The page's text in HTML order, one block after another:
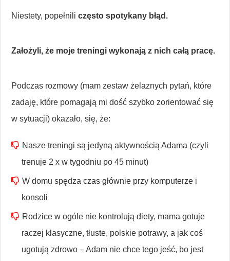
Niestety, popełniliczęsto spotykany błąd.
Założyli, że moje treningi wykonają z nich całą pracę.
Podczas rozmowy (mam zestaw żelaznych pytań, które
zadaję, które pomagają mi dość szybko zorientować się
w sytuacji) okazało, się, że:
Nasze treningi są jedyną aktywnością Adama (czyli
trenuje 2 x w tygodniu po 45 minut)
W domu spędza czas głównie przy komputerze i
konsoli
Rodzice w ogóle nie kontrolują diety, mama gotuje
raczej klasyczne, tłuste, polskie potrawy, a jak coś
ugotują zdrowo – Adam nie chce tego jeść, bo jest